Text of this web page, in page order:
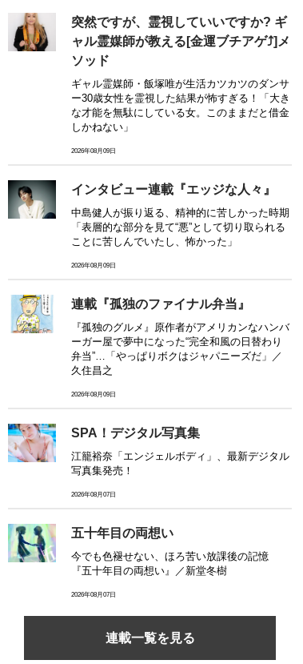
突然ですが、霊視していいですか? ギ
ャル霊媒師が教える[金運ブチアゲ⤴]メ
ソッド
ギャル霊媒師・飯塚唯が生活カツカツのダンサ
ー30歳女性を霊視した結果が怖すぎる！「大き
な才能を無駄にしている女。このままだと借金
しかねない」
2026年08月09日
インタビュー連載『エッジな人々』
中島健人が振り返る、精神的に苦しかった時期
「表層的な部分を見て“悪”として切り取られる
ことに苦しんでいたし、怖かった」
2026年08月09日
連載『孤独のファイナル弁当』
『孤独のグルメ』原作者がアメリカンなハンバ
ーガー屋で夢中になった“完全和風の日替わり
弁当”…「やっぱりボクはジャパニーズだ」／
久住昌之
2026年08月09日
SPA！デジタル写真集
江籠裕奈「エンジェルボディ」、最新デジタル
写真集発売！
2026年08月07日
五十年目の両想い
今でも色褪せない、ほろ苦い放課後の記憶
『五十年目の両想い』／新堂冬樹
2026年08月07日
連載一覧を見る